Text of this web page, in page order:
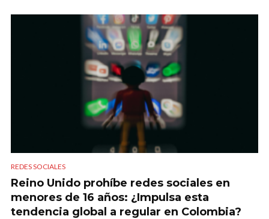
REDES SOCIALES
Reino Unido prohíbe redes sociales en
menores de 16 años: ¿Impulsa esta
tendencia global a regular en Colombia?